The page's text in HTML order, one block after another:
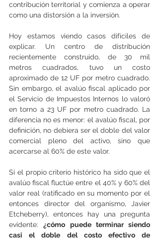
contribución territorial y comienza a operar
como una distorsión a la inversión.
Hoy estamos viendo casos difíciles de
explicar. Un centro de distribución
recientemente construido, de 30 mil
metros cuadrados, tuvo un costo
aproximado de 12 UF por metro cuadrado.
Sin embargo, el avalúo fiscal aplicado por
el Servicio de Impuestos Internos lo valoró
en torno a 23 UF por metro cuadrado. La
diferencia no es menor: el avalúo fiscal, por
definición, no debiera ser el doble del valor
comercial pleno del activo, sino que
acercarse al 60% de este valor.
Si el propio criterio histórico ha sido que el
avalúo fiscal fluctúe entre el 40% y 60% del
valor real (ratificado en su momento por el
entonces director del organismo, Javier
Etcheberry), entonces hay una pregunta
evidente: ¿cómo puede terminar siendo
casi el doble del costo efectivo de